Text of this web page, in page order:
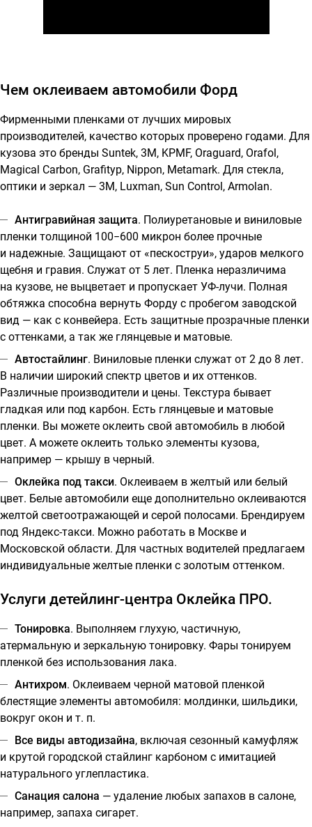
Чем оклеиваем автомобили Форд
Фирменными пленками от лучших мировых
производителей, качество которых проверено годами. Для
кузова это бренды Suntek, 3M, KPMF, Oraguard, Orafol,
Magical Carbon, Grafityp, Nippon, Metamark. Для стекла,
оптики и зеркал — 3M, Luxman, Sun Control, Armolan.
Антигравийная защита. Полиуретановые и виниловые
пленки толщиной 100−600 микрон более прочные
и надежные. Защищают от «пескоструи», ударов мелкого
щебня и гравия. Служат от 5 лет. Пленка неразличима
на кузове, не выцветает и пропускает УФ-лучи. Полная
обтяжка способна вернуть Форду с пробегом заводской
вид — как с конвейера. Есть защитные прозрачные пленки
с оттенками, а так же глянцевые и матовые.
Автостайлинг. Виниловые пленки служат от 2 до 8 лет.
В наличии широкий спектр цветов и их оттенков.
Различные производители и цены. Текстура бывает
гладкая или под карбон. Есть глянцевые и матовые
пленки. Вы можете оклеить свой автомобиль в любой
цвет. А можете оклеить только элементы кузова,
например — крышу в черный.
Оклейка под такси. Оклеиваем в желтый или белый
цвет. Белые автомобили еще дополнительно оклеиваются
желтой светоотражающей и серой полосами. Брендируем
под Яндекс-такси. Можно работать в Москве и
Московской области. Для частных водителей предлагаем
индивидуальные желтые пленки с золотым оттенком.
Услуги детейлинг-центра Оклейка ПРО.
Тонировка. Выполняем глухую, частичную,
атермальную и зеркальную тонировку. Фары тонируем
пленкой без использования лака.
Антихром. Оклеиваем черной матовой пленкой
блестящие элементы автомобиля: молдинки, шильдики,
вокруг окон и т. п.
Все виды автодизайна, включая сезонный камуфляж
и крутой городской стайлинг карбоном с имитацией
натурального углепластика.
Санация салона — удаление любых запахов в салоне,
например, запаха сигарет.